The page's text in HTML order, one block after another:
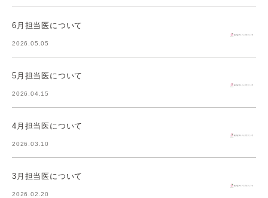
6月担当医について
2026.05.05
5月担当医について
2026.04.15
4月担当医について
2026.03.10
3月担当医について
2026.02.20